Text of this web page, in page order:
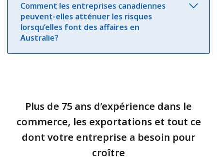
Comment les entreprises canadiennes
peuvent-elles atténuer les risques
lorsqu’elles font des affaires en
Australie?
Plus de 75 ans d’expérience dans le
commerce, les exportations et tout ce
dont votre entreprise a besoin pour
croître